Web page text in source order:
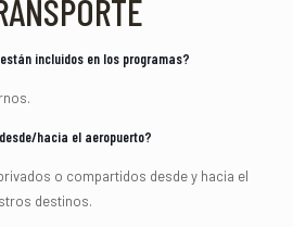
incluidos en los programas?
hacia el aeropuerto?
o compartidos desde y hacia el
destinos.